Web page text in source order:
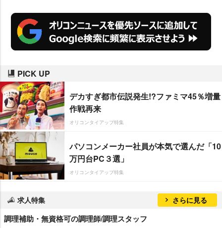
ト)、女性の1位は30代(19.3%ポイ
ント)だった。
PICK UP
デカすぎ都市伝説発生!?ファミマ45％増量
作戦再来
オリコンタイアップ特集
パソコンメーカー社員が本気で選んだ「10
万円台PC３選」
オリコンタイアップ特集
求人特集 さらに見る
調理補助・無資格可の調理師/調理スタッフ